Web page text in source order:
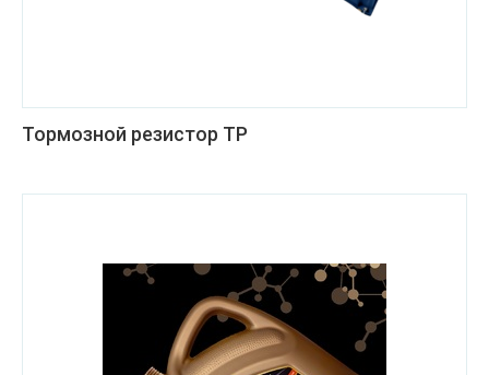
Тормозной резистор ТР